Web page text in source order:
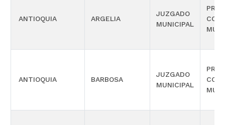
ANTIOQUIA ARGELIA
JUZGADO
MUNICIPAL
ANTIOQUIA BARBOSA
JUZGADO
MUNICIPAL